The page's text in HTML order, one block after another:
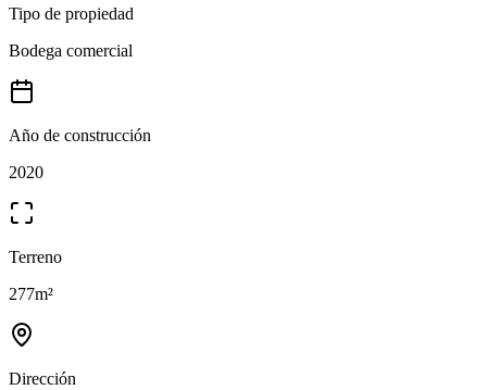
Tipo de propiedad
Bodega comercial
Año de construcción
2020
Terreno
277m²
Dirección